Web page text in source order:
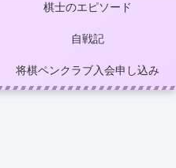
棋士のエピソード
自戦記
将棋ペンクラブ入会申し込み